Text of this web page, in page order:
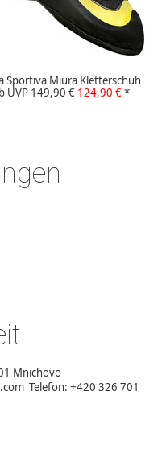
Sportiva Miura Kletterschuh
UVP 149,90 € 124,90 €*
Mnichovo
Telefon: +420 326 701